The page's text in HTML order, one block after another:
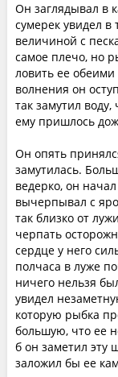
Он заглядывал в
сумерек увидел
величиной с
самое плечо, но
ловить ее
волнения он
так замутил
ему пришлось
Он опять
замутилась.
ведерко, он
вычерпывал с
так близко от
черпать
сердце у него
полчаса в луже
ничего нельзя
увидел
которую рыбка
большую, что ее
б он заметил эту
заложил бы ее